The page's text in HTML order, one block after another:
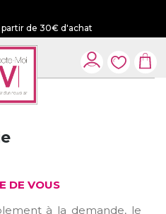
partir de 30€ d'achat
DE VOUS
à la demande, le